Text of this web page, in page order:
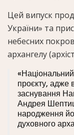
Цей випуск
України» та
небесних
архангелу
проєкту, адже
заснування
Андрея
народження
духовного